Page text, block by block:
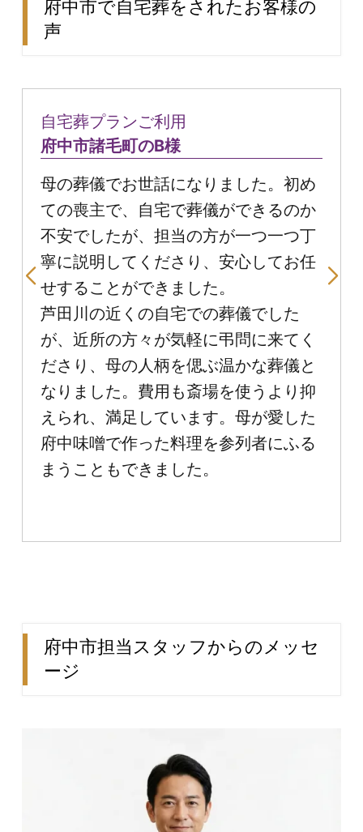
府中市で自宅葬をされたお客様の
声
自宅葬プランご利用
府中市諸毛町のB様
母の葬儀でお世話になりました。初め
ての喪主で、自宅で葬儀ができるのか
不安でしたが、担当の方が一つ一つ丁
寧に説明してくださり、安心してお任
せすることができました。
芦田川の近くの自宅での葬儀でした
が、近所の方々が気軽に弔問に来てく
ださり、母の人柄を偲ぶ温かな葬儀と
なりました。費用も斎場を使うより抑
えられ、満足しています。母が愛した
府中味噌で作った料理を参列者にふる
まうこともできました。
府中市担当スタッフからのメッセ
ージ